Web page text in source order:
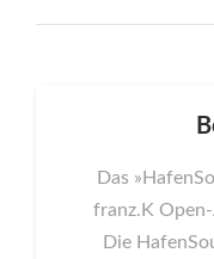
Das
franz.K
Die